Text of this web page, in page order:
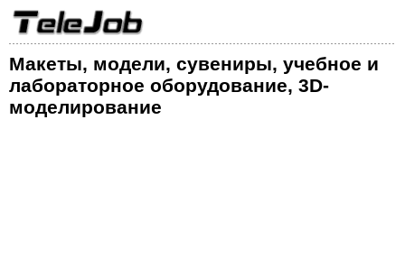
Макеты, модели, сувениры, учебное и
лабораторное оборудование, 3D-
моделирование